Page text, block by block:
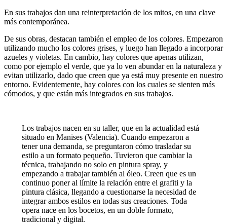
En sus trabajos dan una reinterpretación de los mitos, en una clave
más contemporánea.
De sus obras, destacan también el empleo de los colores. Empezaron
utilizando mucho los colores grises, y luego han llegado a incorporar
azueles y violetas. En cambio, hay colores que apenas utilizan,
como por ejemplo el verde, que ya lo ven abundar en la naturaleza y
evitan utilizarlo, dado que creen que ya está muy presente en nuestro
entorno. Evidentemente, hay colores con los cuales se sienten más
cómodos, y que están más integrados en sus trabajos.
Los trabajos nacen en su taller, que en la actualidad está
situado en Manises (Valencia). Cuando empezaron a
tener una demanda, se preguntaron cómo trasladar su
estilo a un formato pequeño. Tuvieron que cambiar la
técnica, trabajando no solo en pintura spray, y
empezando a trabajar también al óleo. Creen que es un
continuo poner al límite la relación entre el grafiti y la
pintura clásica, llegando a cuestionarse la necesidad de
integrar ambos estilos en todas sus creaciones. Toda
opera nace en los bocetos, en un doble formato,
tradicional y digital.